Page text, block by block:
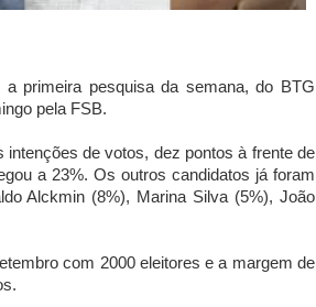
a primeira pesquisa da semana, do BTG
pela FSB.
de votos, dez pontos à frente de
a 23%. Os outros candidatos já foram
Alckmin (8%), Marina Silva (5%), João
com 2000 eleitores e a margem de